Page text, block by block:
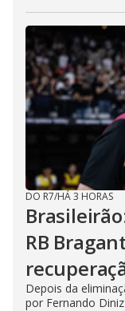
DO R7/HÁ 3 HORAS
RB
Depois da
por Fernando